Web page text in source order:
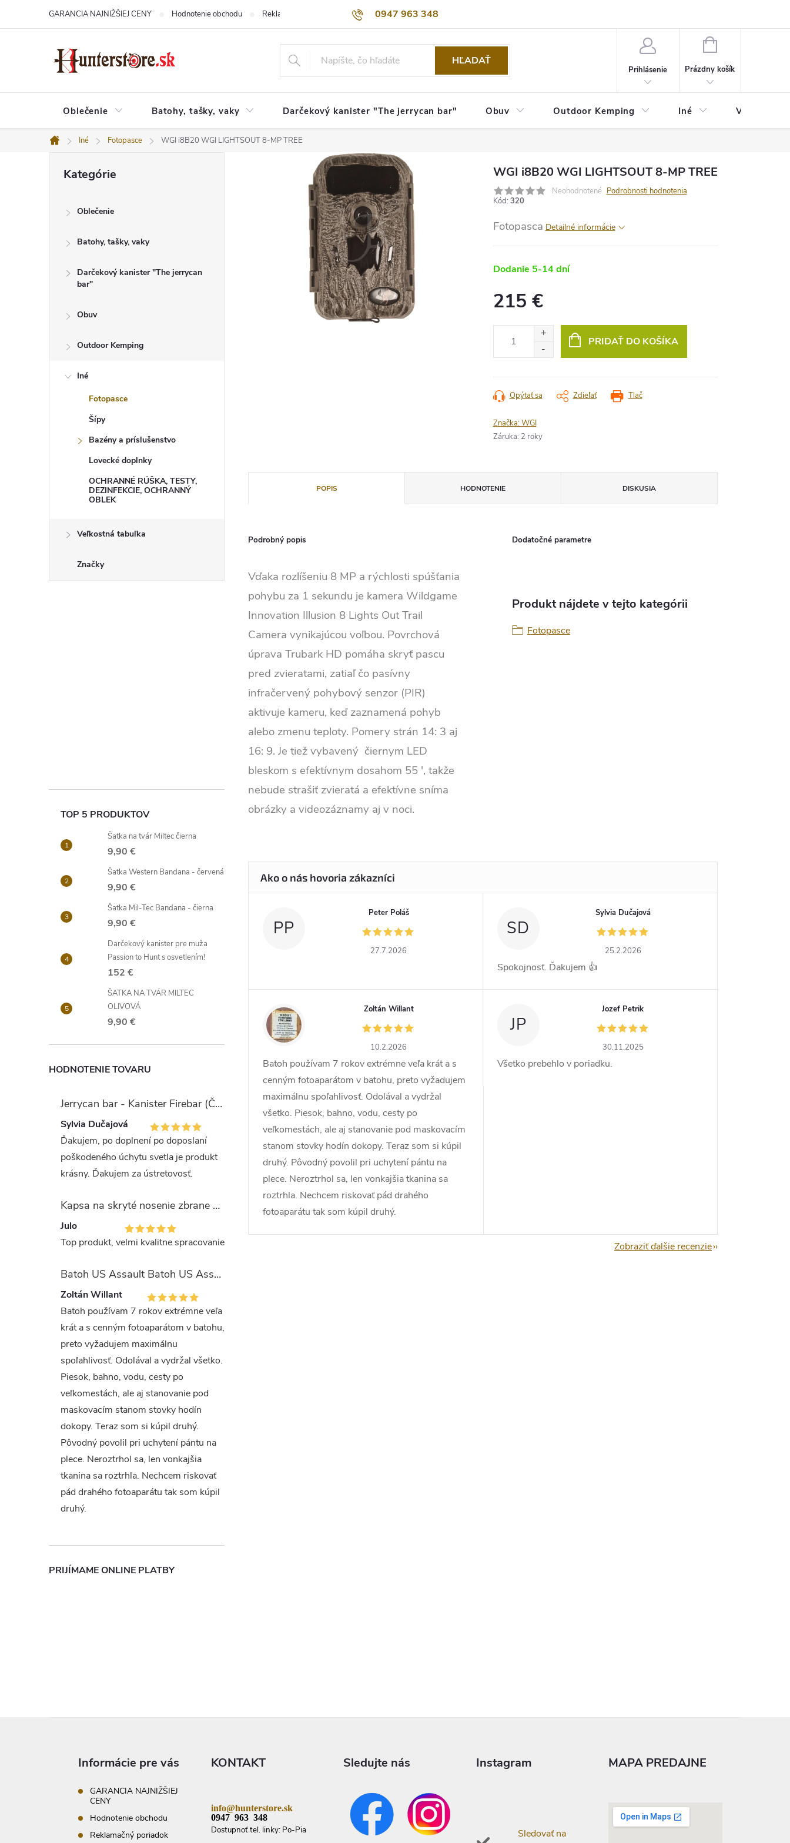
0947 963 348
GARANCIA NAJNIŽŠIEJ CENY Hodnotenie obchodu Reklamačný poriadok Obchodné podmienky
HĽADAŤ
Prihlásenie
NÁKUPNÝ
Prázdny košík
Oblečenie Batohy, tašky, vaky Darčekový kanister "The jerrycan bar" Obuv Outdoor Kemping Iné Veľkostná
Domov
Iné Fotopasce WGI i8B20 WGI LIGHTSOUT 8-MP TREE
kategórie
Kategórie
Oblečenie
Batohy, tašky, vaky
Darčekový kanister "The jerrycan
bar"
Obuv
Outdoor Kemping
Iné
Fotopasce
Šípy
Bazény a príslušenstvo
Lovecké doplnky
OCHRANNÉ RÚŠKA, TESTY,
DEZINFEKCIE, OCHRANNÝ
OBLEK
Veľkostná tabuľka
Značky
TOP 5 PRODUKTOV
Šatka na tvár Miltec čierna
9,90 €
Šatka Western Bandana - červená
9,90 €
Šatka Mil-Tec Bandana - čierna
9,90 €
Darčekový kanister pre muža
Passion to Hunt s osvetlením!
152 €
ŠATKA NA TVÁR MILTEC
OLIVOVÁ
9,90 €
HODNOTENIE TOVARU
Jerrycan bar - Kanister Firebar (Červený)
Sylvia Dučajová
Ďakujem, po doplnení po doposlaní
poškodeného úchytu svetla je produkt
krásny. Ďakujem za ústretovosť.
Kapsa na skryté nosenie zbrane OLIVA (veľkosť Glock 17/19)
Julo
Top produkt, velmi kvalitne spracovanie
Batoh US Assault Batoh US Assault "LASER CUT" 36l MULTIT.
Zoltán Willant
Batoh používam 7 rokov extrémne veľa
krát a s cenným fotoaparátom v batohu,
preto vyžadujem maximálnu
spoľahlivosť. Odolával a vydržal všetko.
Piesok, bahno, vodu, cesty po
veľkomestách, ale aj stanovanie pod
maskovacím stanom stovky hodín
dokopy. Teraz som si kúpil druhý.
Pôvodný povolil pri uchytení pántu na
plece. Neroztrhol sa, len vonkajšia
tkanina sa roztrhla. Nechcem riskovať
pád drahého fotoaparátu tak som kúpil
druhý.
PRIJÍMAME ONLINE PLATBY
WGI i8B20 WGI LIGHTSOUT 8-MP TREE
Neohodnotené Podrobnosti hodnotenia
Kód: 320
Fotopasca Detailné informácie
Dodanie 5-14 dní
215 €
PRIDAŤ DO KOŠÍKA
Tlač
Opýtať sa Zdieľať
Značka:WGI
Záruka: 2 roky
POPIS HODNOTENIE DISKUSIA
Podrobný popis
Vďaka rozlíšeniu 8 MP a rýchlosti spúšťania
pohybu za 1 sekundu je kamera Wildgame
Innovation Illusion 8 Lights Out Trail
Camera vynikajúcou voľbou. Povrchová
úprava Trubark HD pomáha skryť pascu
pred zvieratami, zatiaľ čo pasívny
infračervený pohybový senzor (PIR)
aktivuje kameru, keď zaznamená pohyb
alebo zmenu teploty. Pomery strán 14: 3 aj
16: 9. Je tiež vybavený čiernym LED
bleskom s efektívnym dosahom 55 ', takže
nebude strašiť zvieratá a efektívne sníma
obrázky a videozáznamy aj v noci.
Dodatočné parametre
Produkt nájdete v tejto kategórii
Fotopasce
PP
Peter Poláš
27.7.2026
SD
Sylvia Dučajová
25.2.2026
Spokojnosť. Ďakujem 👍
ZW
Zoltán Willant
10.2.2026
Batoh používam 7 rokov extrémne veľa krát a s
cenným fotoaparátom v batohu, preto vyžadujem
maximálnu spoľahlivosť. Odolával a vydržal
všetko. Piesok, bahno, vodu, cesty po
veľkomestách, ale aj stanovanie pod maskovacím
stanom stovky hodín dokopy. Teraz som si kúpil
druhý. Pôvodný povolil pri uchytení pántu na
plece. Neroztrhol sa, len vonkajšia tkanina sa
roztrhla. Nechcem riskovať pád drahého
fotoaparátu tak som kúpil druhý.
JP
Jozef Petrik
30.11.2025
Všetko prebehlo v poriadku.
Zobraziť ďalšie recenzie
Informácie pre vás
GARANCIA NAJNIŽŠIEJ
CENY
Hodnotenie obchodu
Reklamačný poriadok
KONTAKT
info@hunterstore.sk
0947 963 348
Dostupnoť tel. linky: Po-Pia
Sledujte nás Instagram
Sledovať na
MAPA PREDAJNE